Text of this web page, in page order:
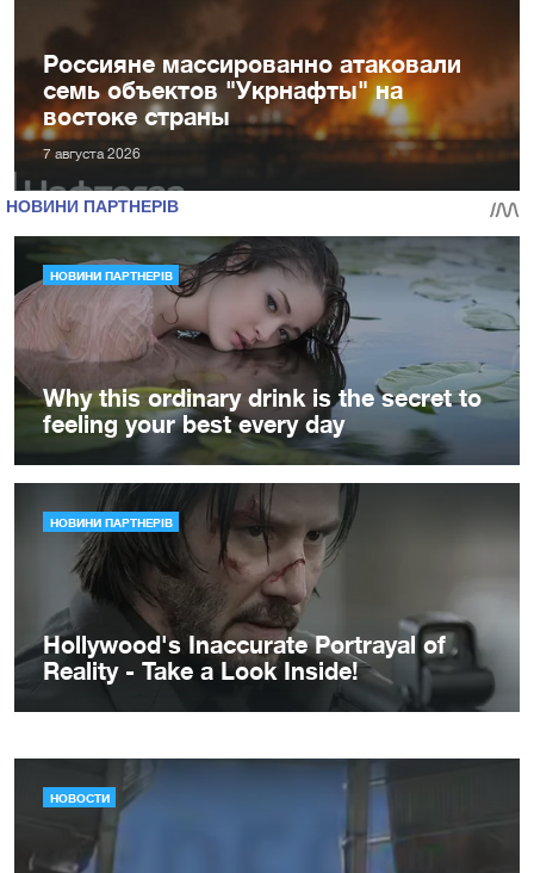
Россияне массированно атаковали
семь объектов "Укрнафты" на
востоке страны
7 августа 2026
НОВОСТИ